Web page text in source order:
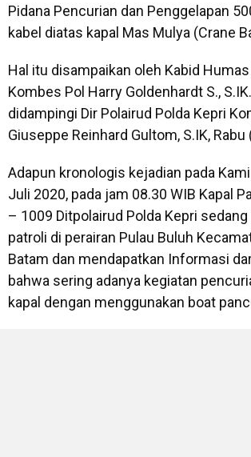
Pidana Pencurian dan Penggelapan
kabel diatas kapal Mas Mulya (Crane
Hal itu disampaikan oleh Kabid
Kombes Pol Harry Goldenhardt S.,
didampingi Dir Polairud Polda Kepri
Giuseppe Reinhard Gultom, S.IK,
Adapun kronologis kejadian pada
Juli 2020, pada jam 08.30 WIB Kapal
– 1009 Ditpolairud Polda Kepri
patroli di perairan Pulau Buluh
Batam dan mendapatkan Informasi
bahwa sering adanya kegiatan
kapal dengan menggunakan boat